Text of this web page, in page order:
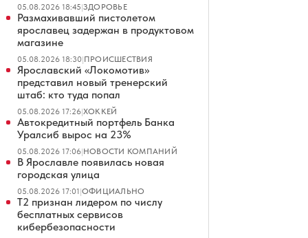
05.08.2026 18:45|ЗДОРОВЬЕ
Размахивавший пистолетом
ярославец задержан в продуктовом
магазине
05.08.2026 18:30|ПРОИСШЕСТВИЯ
Ярославский «Локомотив»
представил новый тренерский
штаб: кто туда попал
05.08.2026 17:26|ХОККЕЙ
Автокредитный портфель Банка
Уралсиб вырос на 23%
05.08.2026 17:06|НОВОСТИ КОМПАНИЙ
В Ярославле появилась новая
городская улица
05.08.2026 17:01|ОФИЦИАЛЬНО
Т2 признан лидером по числу
бесплатных сервисов
кибербезопасности